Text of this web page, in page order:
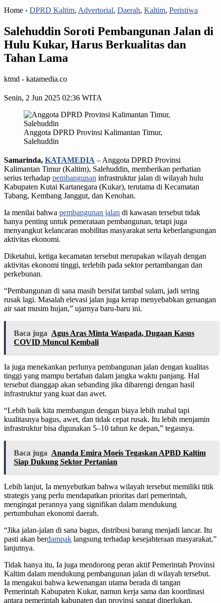
Home › DPRD Kaltim, Advertorial, Daerah, Kaltim, Peristiwa
Salehuddin Soroti Pembangunan Jalan di
Hulu Kukar, Harus Berkualitas dan
Tahan Lama
ktmd - katamedia.co
Senin, 2 Jun 2025 02:36 WITA
Anggota DPRD Provinsi Kalimantan Timur,
Salehuddin
Samarinda, KATAMEDIA – Anggota DPRD Provinsi
Kalimantan Timur (Kaltim), Salehuddin, memberikan perhatian
serius terhadap pembangunan infrastruktur jalan di wilayah hulu
Kabupaten Kutai Kartanegara (Kukar), terutama di Kecamatan
Tabang, Kembang Janggut, dan Kenohan.
Ia menilai bahwa pembangunan jalan di kawasan tersebut tidak
hanya penting untuk pemerataan pembangunan, tetapi juga
menyangkut kelancaran mobilitas masyarakat serta keberlangsungan
aktivitas ekonomi.
Diketahui, ketiga kecamatan tersebut merupakan wilayah dengan
aktivitas ekonomi tinggi, terlebih pada sektor pertambangan dan
perkebunan.
“Pembangunan di sana masih bersifat tambal sulam, jadi sering
rusak lagi. Masalah elevasi jalan juga kerap menyebabkan genangan
air saat musim hujan,” ujarnya baru-baru ini.
Baca juga Agus Aras Minta Waspada, Dugaan Kasus
COVID Muncul Kembali
Ia juga menekankan perlunya pembangunan jalan dengan kualitas
tinggi yang mampu bertahan dalam jangka waktu panjang. Hal
tersebut dianggap akan sebanding jika dibarengi dengan hasil
infrastruktur yang kuat dan awet.
“Lebih baik kita membangun dengan biaya lebih mahal tapi
kualitasnya bagus, awet, dan tidak cepat rusak. Itu lebih menjamin
infrastruktur bisa digunakan 5–10 tahun ke depan,” tegasnya.
Baca juga Ananda Emira Moeis Tegaskan APBD Kaltim
Siap Dukung Sektor Pertanian
Lebih lanjut, Ia menyebutkan bahwa wilayah tersebut memiliki titik
strategis yang perlu mendapatkan prioritas dari pemerintah,
mengingat perannya yang signifikan dalam mendukung
pertumbuhan ekonomi daerah.
“Jika jalan-jalan di sana bagus, distribusi barang menjadi lancar. Itu
pasti akan berdampak langsung terhadap kesejahteraan masyarakat,”
lanjutnya.
Tidak hanya itu, Ia juga mendorong peran aktif Pemerintah Provinsi
Kaltim dalam mendukung pembangunan jalan di wilayah tersebut.
Ia mengakui bahwa kewenangan utama berada di tangan
Pemerintah Kabupaten Kukar, namun kerja sama dan koordinasi
antara pemerintah kabupaten dan provinsi sangat diperlukan,